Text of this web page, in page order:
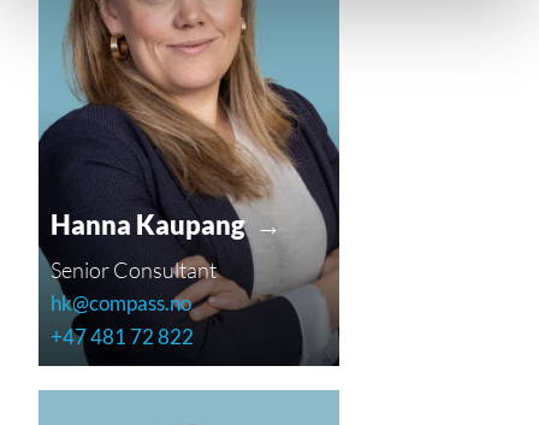
Hanna Kaupang →
Senior Consultant
hk@compass.no
+47 481 72 822